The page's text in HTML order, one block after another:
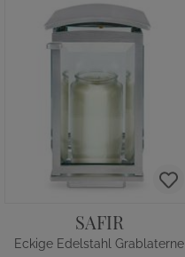
SAFIR
Eckige Edelstahl Grablaterne